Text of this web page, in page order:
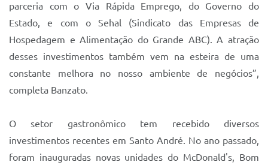
parceria com o Via Rápida Emprego, do Governo do
Estado, e com o Sehal (Sindicato das Empresas de
Hospedagem e Alimentação do Grande ABC). A atração
desses investimentos também vem na esteira de uma
constante melhora no nosso ambiente de negócios”,
completa Banzato.
O setor gastronômico tem recebido diversos
investimentos recentes em Santo André. No ano passado,
foram inauguradas novas unidades do McDonald's, Bom